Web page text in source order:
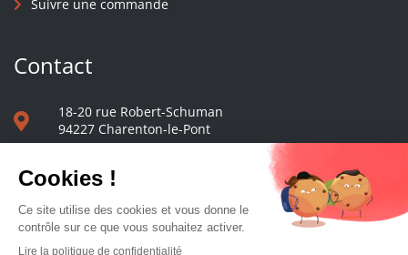
Suivre une commande
Contact
18-20 rue Robert-Schuman
94227 Charenton-le-Pont